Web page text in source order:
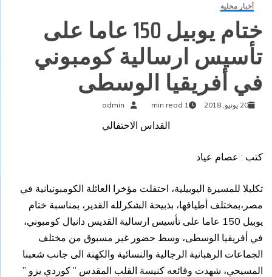
أخبار محلية
ختام يوبيل 150 عاما على
تأسيس ارسالية كومبوني
في أفريقيا الوسطى
20 يونيو, 2018 1 min read
admin
القداس الاحتفالي
كتب : عصام عياد
تكليلا للمسيرة اليوبيلية، احتفلت مؤخرا العائلة الكومبونيانية في
مصر،بمختلف أطيافها، بذبيحة الشكرلله القدير، بمناسبة ختام
يوبيل 150 عاما على تأسيس ارسالية القديس دانيال كومبوني،
في أفريقيا الوسطى، وسط حضور غير مسبوق من مختلف
الجماعات الرهبانية الرجالية والنسائية والكهنة الى جانب شعبنا
المسيحي، شهدت وقائعه كنيسة القلب المقدس ” كوردي يزو ”